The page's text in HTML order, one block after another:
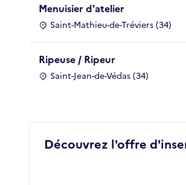
Menuisier d'atelier
Saint-Mathieu-de-Tréviers (34)
Ripeuse / Ripeur
Saint-Jean-de-Védas (34)
Découvrez l'offre